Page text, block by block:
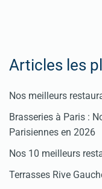
Articles les
Nos meilleurs
Brasseries à Paris :
Parisiennes en 2026
Nos 10 meilleurs
Terrasses Rive